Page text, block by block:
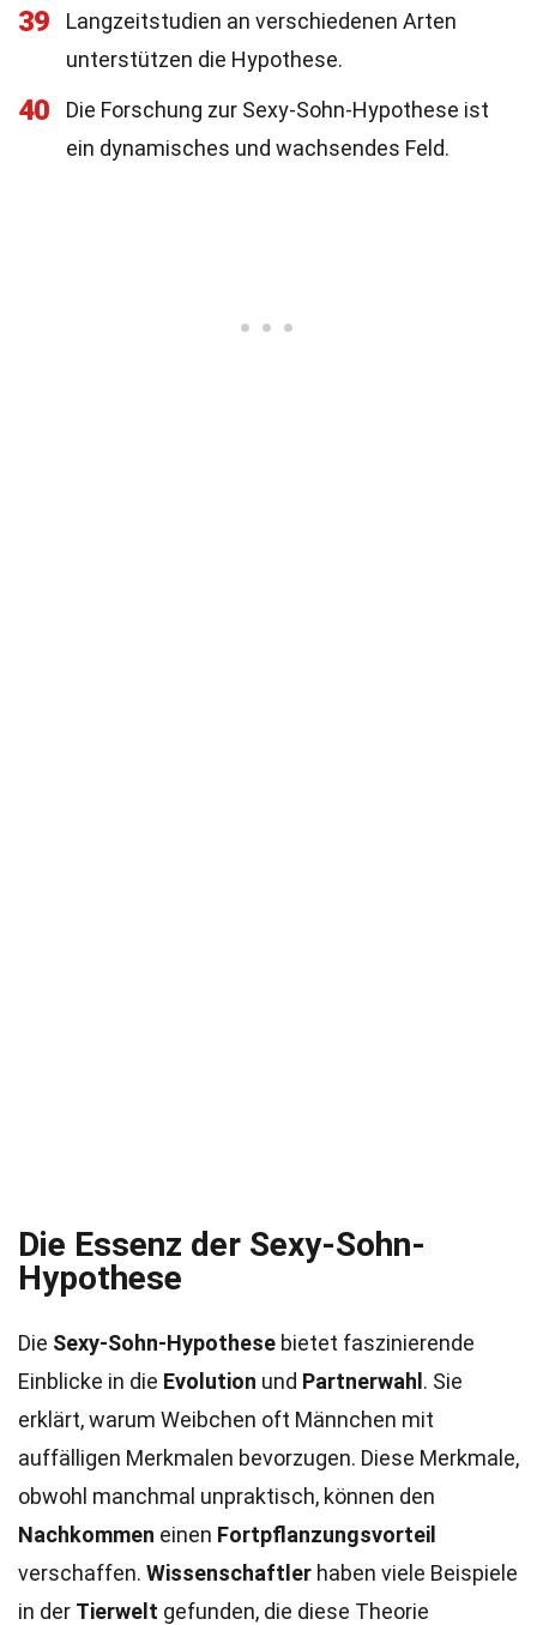
39
Langzeitstudien an verschiedenen Arten
unterstützen die Hypothese.
40
Die Forschung zur Sexy-Sohn-Hypothese ist
ein dynamisches und wachsendes Feld.
Die Essenz der Sexy-Sohn-
Hypothese
Die Sexy-Sohn-Hypothese bietet faszinierende
Einblicke in die Evolution und Partnerwahl . Sie
erklärt, warum Weibchen oft Männchen mit
auffälligen Merkmalen bevorzugen. Diese Merkmale,
obwohl manchmal unpraktisch, können den
Nachkommen einen Fortpflanzungsvorteil
verschaffen. Wissenschaftler haben viele Beispiele
in der Tierwelt gefunden, die diese Theorie